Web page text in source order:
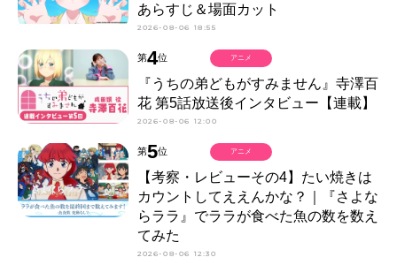
あらすじ＆場面カット
2026-08-06 18:55
第4位
『うちの弟どもがすみません』寺澤百
花 第5話放送後インタビュー【連載】
2026-08-06 12:00
アニメ
第5位
【考察・レビューその4】たい焼きは
カウントしてええんかな？｜『さよな
らララ』でララが食べた魚の数を数え
てみた
2026-08-06 12:30
アニメ